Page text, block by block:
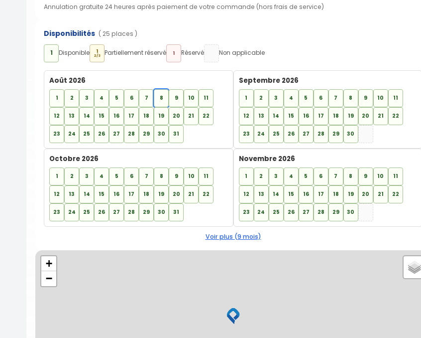
Annulation gratuite 24 heures après paiement de votre commande (hors frais de service)
Disponibilités ( 25 places )
1 Disponible 1
2/3 Partiellement réservé 1 Réservé Non applicable
Août 2026
1 2 3 4 5 6 7 8 9 10 11
12 13 14 15 16 17 18 19 20 21 22
23 24 25 26 27 28 29 30 31
Septembre 2026
1 2 3 4 5 6 7 8 9 10 11
12 13 14 15 16 17 18 19 20 21 22
23 24 25 26 27 28 29 30
Octobre 2026
1 2 3 4 5 6 7 8 9 10 11
12 13 14 15 16 17 18 19 20 21 22
23 24 25 26 27 28 29 30 31
Novembre 2026
1 2 3 4 5 6 7 8 9 10 11
12 13 14 15 16 17 18 19 20 21 22
23 24 25 26 27 28 29 30
Voir plus (9 mois)
+
−